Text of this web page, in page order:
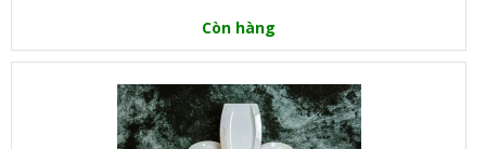
Còn hàng